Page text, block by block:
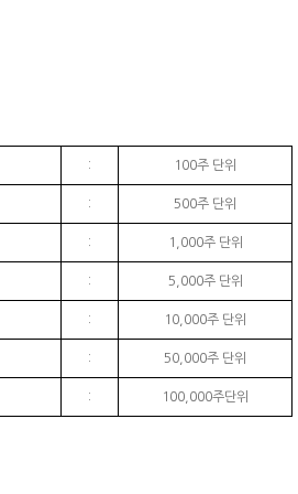
: 100주 단위
: 500주 단위
: 1,000주 단위
: 5,000주 단위
: 10,000주 단위
: 50,000주 단위
: 100,000주단위